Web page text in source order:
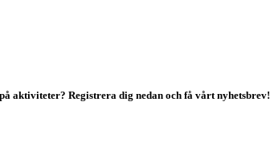
aktiviteter? Registrera dig nedan och få vårt nyhetsbrev!